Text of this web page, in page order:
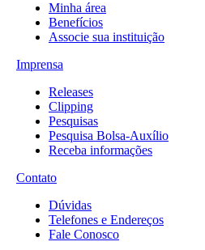
Minha área
Benefícios
Associe sua instituição
Imprensa
Releases
Clipping
Pesquisas
Pesquisa Bolsa-Auxílio
Receba informações
Contato
Dúvidas
Telefones e Endereços
Fale Conosco